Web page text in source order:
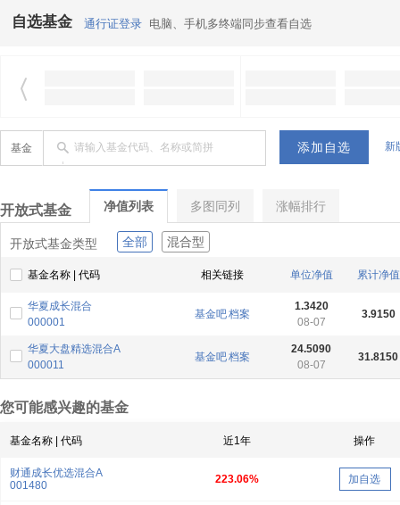
自选基金 通行证登录 电脑、手机多终端同步查看自选
基金 请输入基金代码、名称或简拼 新
开放式基金 净值列表 多图同列 涨幅排行
开放式基金类型 全部 混合型
基金名称 | 代码 相关链接 单位净值 累计净值
华夏成长混合
000001
基金吧档案
1.3420
08-07
3.9150
华夏大盘精选混合A
000011
基金吧档案
24.5090
08-07
31.8150
您可能感兴趣的基金
基金名称 | 代码 近1年 操作
财通成长优选混合A
001480
223.06% 加自选